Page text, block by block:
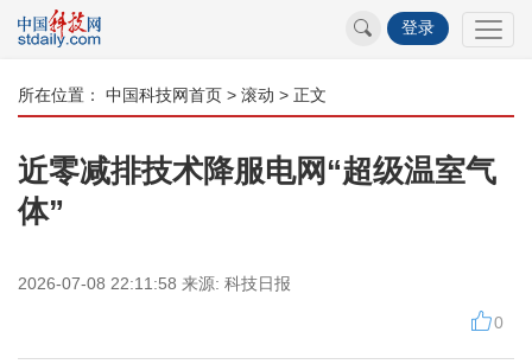
登录
所在位置： 中国科技网首页 > 滚动 > 正文
近零减排技术降服电网“超级温室气
体”
2026-07-08 22:11:58 来源: 科技日报
0